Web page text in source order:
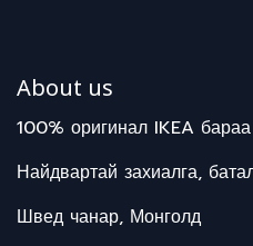
About us
100% оригинал IKEA бараа
Найдвартай захиалга,
Швед чанар, Монголд